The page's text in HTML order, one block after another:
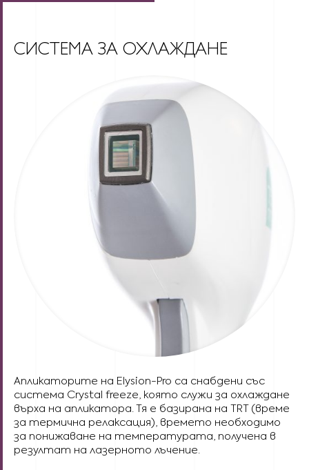
СИСТЕМА ЗА ОХЛАЖДАНЕ
Апликаторите на Еlysion-Pro са снабдени със
система Crystal freeze, която служи за охлаждане
върха на апликатора. Тя е базирана на TRT (време
за термична релаксация), времето необходимо
за понижаване на температурата, получена в
резултат на лазерното лъчение.